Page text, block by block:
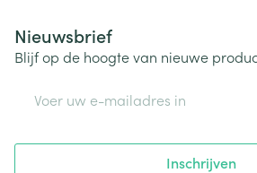
Nieuwsbrief
Blijf op de hoogte van nieuwe
Inschrijven